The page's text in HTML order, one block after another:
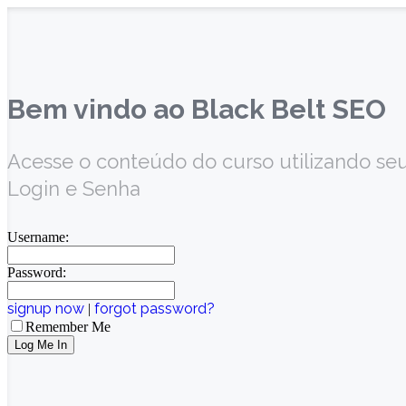
Bem vindo ao Black Belt SEO
Acesse o conteúdo do curso utilizando
Login e Senha
Username:
Password:
signup now | forgot password?
Remember Me